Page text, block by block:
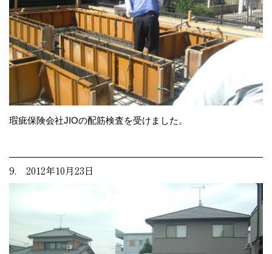
瑕疵保険会社JIOの配筋検査を受けました。
9. 2012年10月23日